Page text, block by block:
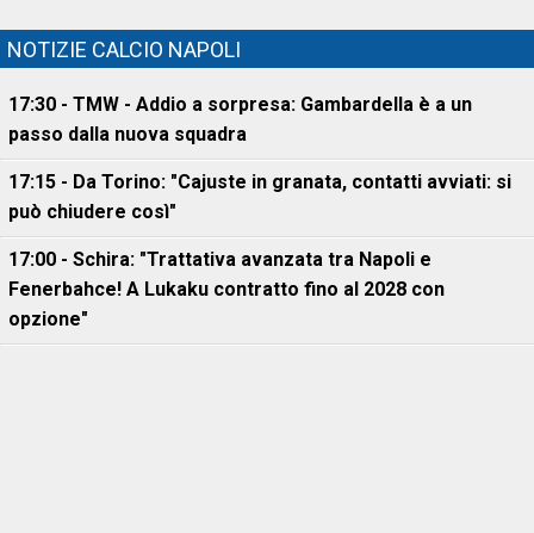
NOTIZIE CALCIO NAPOLI
17:30 - TMW - Addio a sorpresa: Gambardella è a un
passo dalla nuova squadra
17:15 - Da Torino: "Cajuste in granata, contatti avviati: si
può chiudere così"
17:00 - Schira: "Trattativa avanzata tra Napoli e
Fenerbahce! A Lukaku contratto fino al 2028 con
opzione"